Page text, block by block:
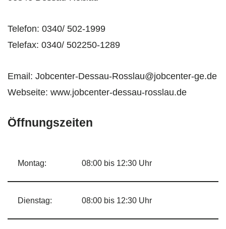
Telefon: 0340/ 502-1999
Telefax: 0340/ 502250-1289
Email: Jobcenter-Dessau-Rosslau@jobcenter-ge.de
Webseite: www.jobcenter-dessau-rosslau.de
Öffnungszeiten
Montag: 08:00 bis 12:30 Uhr
Dienstag: 08:00 bis 12:30 Uhr